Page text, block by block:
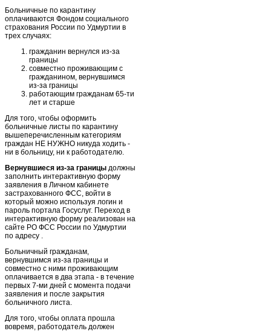
Больничные по карантину
оплачиваются Фондом социального
страхования России по Удмуртии в
трех случаях:
гражданин вернулся из-за
границы
совместно проживающим с
гражданином, вернувшимся
из-за границы
работающим гражданам 65-ти
лет и старше
Для того, чтобы оформить
больничные листы по карантину
вышеперечисленным категориям
граждан НЕ НУЖНО никуда ходить -
ни в больницу, ни к работодателю.
Вернувшиеся из-за границы должны
заполнить интерактивную форму
заявления в Личном кабинете
застрахованного ФСС, войти в
который можно используя логин и
пароль портала Госуслуг. Переход в
интерактивную форму реализован на
сайте РО ФСС России по Удмуртии
по адресу .
Больничный гражданам,
вернувшимся из-за границы и
совместно с ними проживающим
оплачивается в два этапа - в течение
первых 7-ми дней с момента подачи
заявления и поcле закрытия
больничного листа.
Для того, чтобы оплата прошла
вовремя, работодатель должен